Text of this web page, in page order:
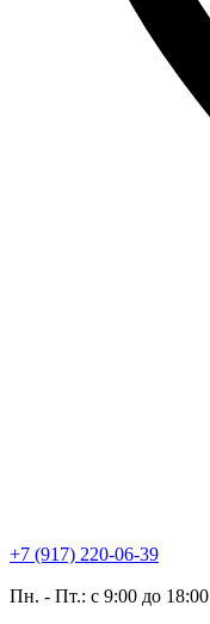
+7 (917) 220-06-39
Пн. - Пт.: с 9:00 до 18:00